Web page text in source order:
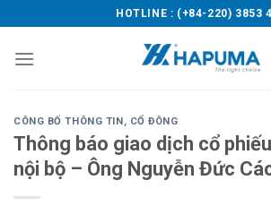
to
content
HOTLINE : (+84-220) 3853
CÔNG BỐ THÔNG TIN, CỔ ĐÔNG
Thông báo giao dịch cổ
nội bộ – Ông Nguyễn Đức